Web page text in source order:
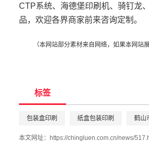
CTP系统、海德堡印刷机、骑钉龙
品，欢迎各界商家前来咨询定制。
（本网站部分素材来自网络，如果本网站
标签
包装盒印刷 纸盒包装印刷 鹤山
本文网址： https://chingluen.com.cn/news/